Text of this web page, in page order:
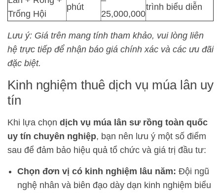
Trống Hội
phút
25,000,000
trình biểu diễn
Lưu ý: Giá trên mang tính tham khảo, vui lòng liên
hệ trực tiếp để nhận báo giá chính xác và các ưu đãi
đặc biệt.
Kinh nghiệm thuê dịch vụ múa lân uy
tín
Khi lựa chọn dịch vụ múa lân sư rồng toàn quốc
uy tín chuyên nghiệp, bạn nên lưu ý một số điểm
sau để đảm bảo hiệu quả tổ chức và giá trị đầu tư:
Chọn đơn vị có kinh nghiệm lâu năm: Đội ngũ
nghệ nhân và biên đạo dày dạn kinh nghiệm biểu